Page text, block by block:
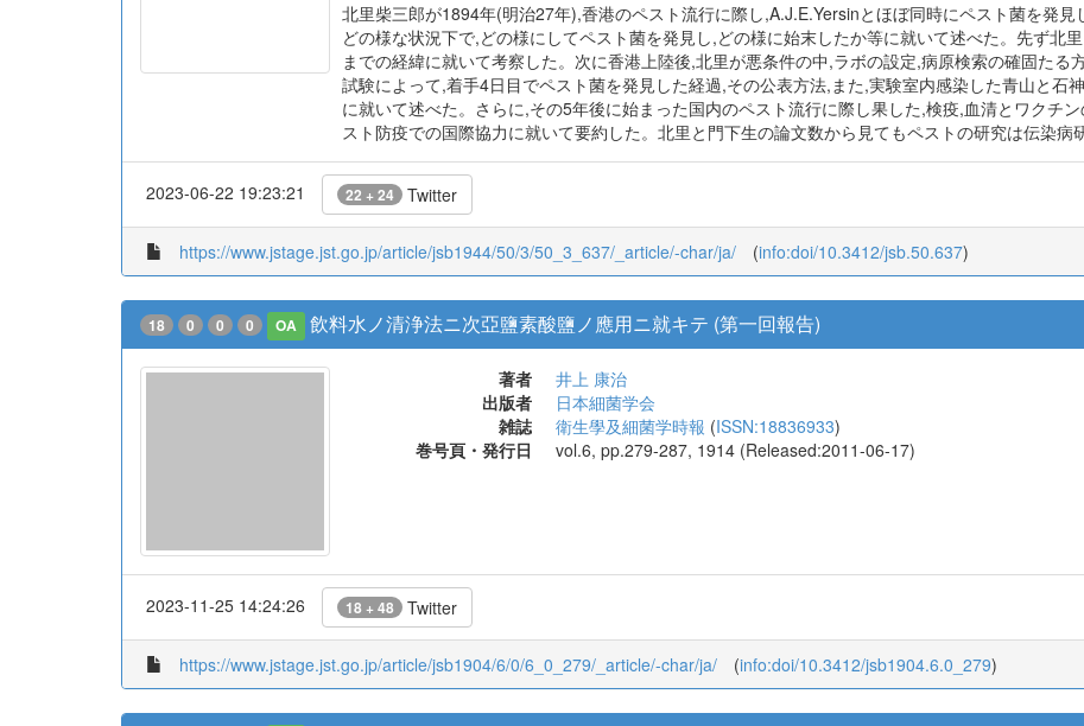
北里柴三郎が1894年(明治27年),香港のペスト流行に際し,A.J.E.Yersinとほぼ同時にペスト菌を発
どの様な状況下で,どの様にしてペスト菌を発見し,どの様に始末したか等に就いて述べた。先ず北
までの経緯に就いて考察した。次に香港上陸後,北里が悪条件の中,ラボの設定,病原検索の確固た
試験によって,着手4日目でペスト菌を発見した経過,その公表方法,また,実験室内感染した青山と石
に就いて述べた。さらに,その5年後に始まった国内のペスト流行に際し果した,検疫,血清とワクチ
スト防疫での国際協力に就いて要約した。北里と門下生の論文数から見てもペストの研究は伝染病
2023-06-22 19:23:21 22 + 24 Twitter
https://www.jstage.jst.go.jp/article/jsb1944/50/3/50_3_637/_article/-char/ja/ (info:doi/10.3412/jsb.50.637)
18 0 0 0 OA 飲料水ノ清浄法ニ次亞鹽素酸鹽ノ應用ニ就キテ (第一回報告)
著者
井上 康治
出版者
日本細菌学会
雑誌
衛生學及細菌学時報 (ISSN:18836933)
巻号頁・発行日
vol.6, pp.279-287, 1914 (Released:2011-06-17)
2023-11-25 14:24:26 18 + 48 Twitter
https://www.jstage.jst.go.jp/article/jsb1904/6/0/6_0_279/_article/-char/ja/ (info:doi/10.3412/jsb1904.6.0_279)